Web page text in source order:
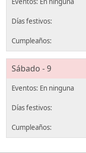
Sábado - 9